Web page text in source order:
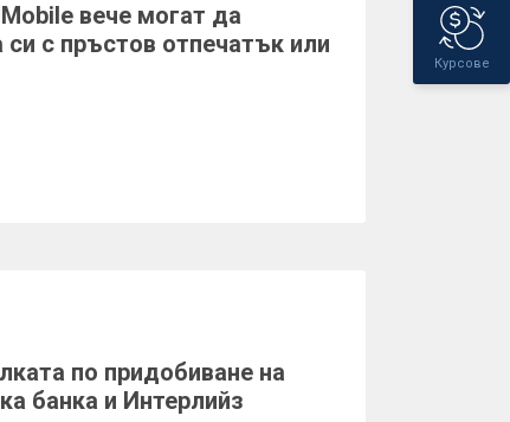
Курсове
вече могат да
с пръстов отпечатък или
по придобиване на
банка и Интерлийз